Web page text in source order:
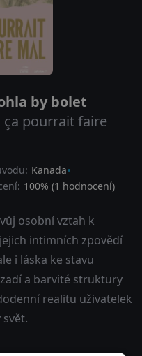
by bolet
ça pourrait faire
Kanada
100% (1 hodnocení)
osobní vztah k
intimních zpovědí
i láska ke stavu
a barvité struktury
realitu uživatelek